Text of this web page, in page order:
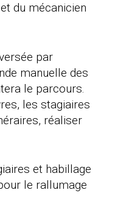
du mécanicien
par
manuelle des
le parcours.
les stagiaires
réaliser
et habillage
le rallumage